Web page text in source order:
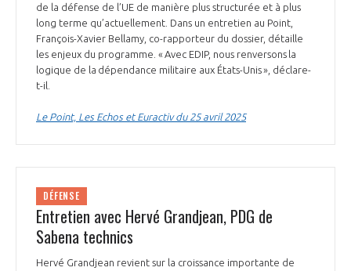
de la défense de l’UE de manière plus structurée et à plus
long terme qu’actuellement. Dans un entretien au Point,
François-Xavier Bellamy, co-rapporteur du dossier, détaille
les enjeux du programme. « Avec EDIP, nous renversons la
logique de la dépendance militaire aux États-Unis », déclare-
t-il.
Le Point, Les Echos et Euractiv du 25 avril 2025
DÉFENSE
Entretien avec Hervé Grandjean, PDG de
Sabena technics
Hervé Grandjean revient sur la croissance importante de